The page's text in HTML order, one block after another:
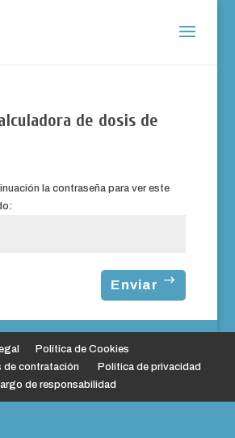
de dosis de
la contraseña para ver este
Enviar
Política de Cookies
de contratación
Política de privacidad
de responsabilidad